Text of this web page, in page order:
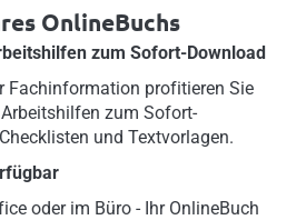
OnlineBuchs
zum Sofort-Download
Fachinformation profitieren Sie
zum Sofort-
und Textvorlagen.
oder im Büro - Ihr OnlineBuch